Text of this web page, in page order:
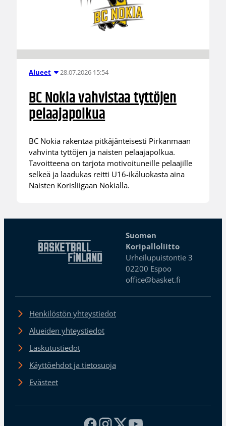
Alueet 28.07.2026 15:54
BC Nokia vahvistaa tyttöjen
pelaajapolkua
BC Nokia rakentaa pitkäjänteisesti Pirkanmaan
vahvinta tyttöjen ja naisten pelaajapolkua.
Tavoitteena on tarjota motivoituneille pelaajille
selkeä ja laadukas reitti U16-ikäluokasta aina
Naisten Korisliigaan Nokialla.
Suomen
Koripalloliitto
Urheilupuistontie 3
02200 Espoo
office@basket.fi
Henkilöstön yhteystiedot
Alueiden yhteystiedot
Laskutustiedot
Käyttöehdot ja tietosuoja
Evästeet